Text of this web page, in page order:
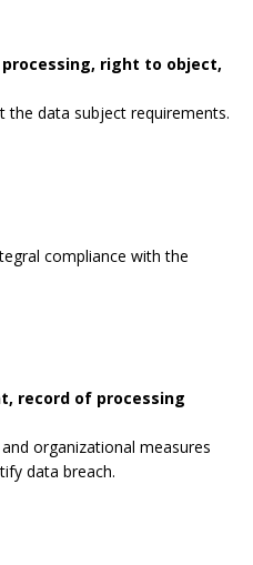
right to object,
the data subject requirements.
compliance with the
record of processing
organizational measures
data breach.